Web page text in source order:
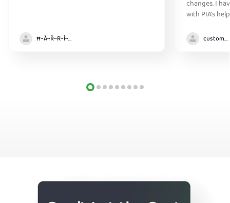
Ħ~Å~Ř~R~Î~ẞ👻
changes. I
with PIA's
customer